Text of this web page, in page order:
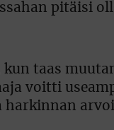
pitäisi
taas
voitti
harkinnan